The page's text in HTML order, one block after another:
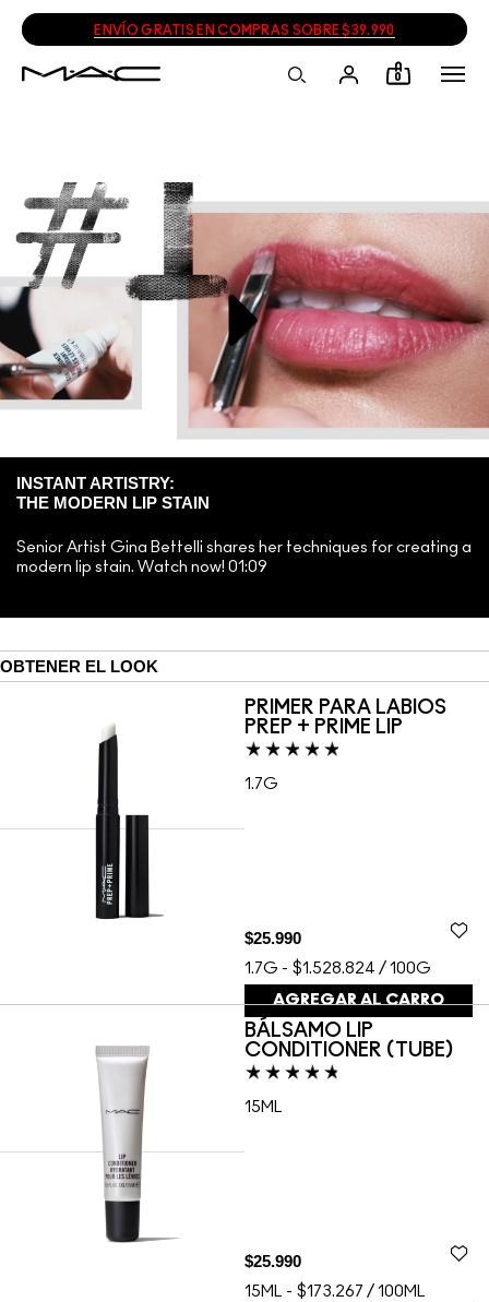
ENVÍO GRATIS EN COMPRAS SOBRE $39.990
0
INSTANT ARTISTRY:
THE MODERN LIP STAIN
Senior Artist Gina Bettelli shares her techniques for creating a
modern lip stain. Watch now! 01:09
OBTENER EL LOOK
PRIMER PARA LABIOS
PREP + PRIME LIP
1.7G
$25.990
1.7G - $1.528.824 / 100G
AGREGAR AL CARRO
BÁLSAMO LIP
CONDITIONER (TUBE)
15ML
$25.990
15ML - $173.267 / 100ML